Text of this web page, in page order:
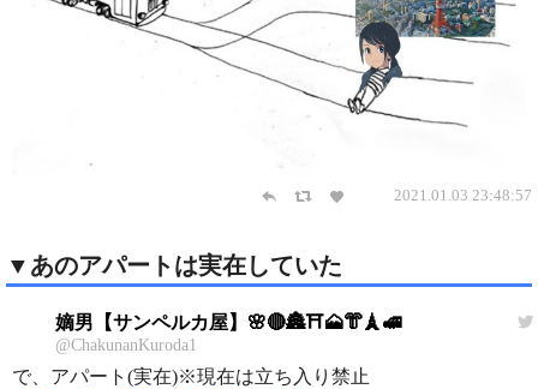
2021.01.03 23:48:57
▼あのアパートは実在していた
嫡男【サンペルカ屋】🌸🔴🏯⛩️🗻👘🗼🚅
@ChakunanKuroda1
で、アパート(実在)※現在は立ち入り禁止